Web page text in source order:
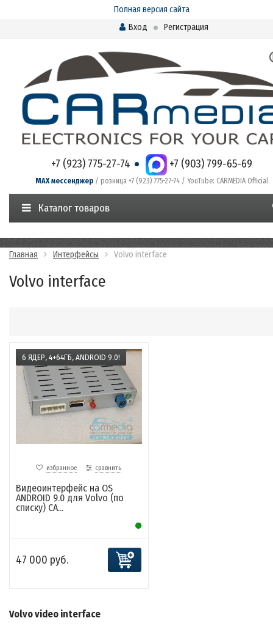
Полная версия сайта
Вход
Регистрация
+7 (923) 775-27-74 +7 (903) 799-65-69
MAX мессенджер/ розница +7 (923) 775-27-74 / YouTube: CARMEDIA Official
Каталог товаров
Главная Интерфейсы Volvo interface​​
Volvo interface​​
6 ЯДЕР, 4+64ГБ, ANDROID 9.0!
избранное сравнить
Видеоинтерфейс на OS
ANDROID 9.0 для Volvo (по
списку) CA...
47 000 руб.
Volvo video interface